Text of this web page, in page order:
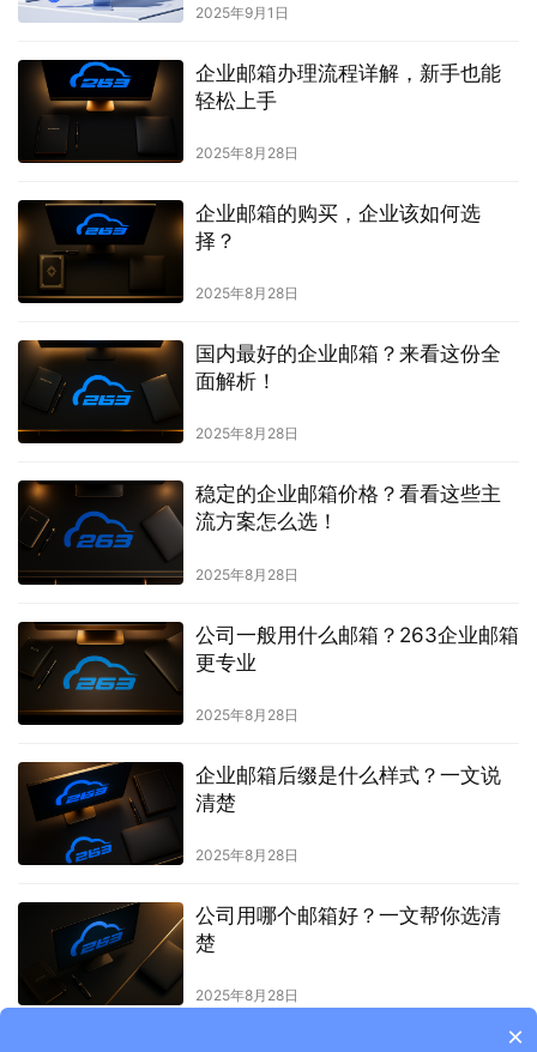
2025年9月1日
企业邮箱办理流程详解，新手也能
轻松上手
2025年8月28日
企业邮箱的购买，企业该如何选
择？
2025年8月28日
国内最好的企业邮箱？来看这份全
面解析！
2025年8月28日
稳定的企业邮箱价格？看看这些主
流方案怎么选！
2025年8月28日
公司一般用什么邮箱？263企业邮箱
更专业
2025年8月28日
企业邮箱后缀是什么样式？一文说
清楚
2025年8月28日
公司用哪个邮箱好？一文帮你选清
楚
2025年8月28日
×